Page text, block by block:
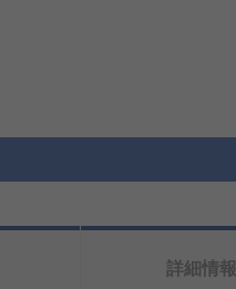
詳細情報